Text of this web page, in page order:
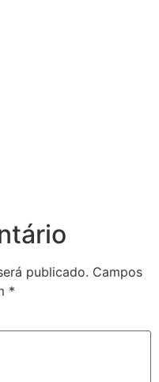
publicado. Campos
*